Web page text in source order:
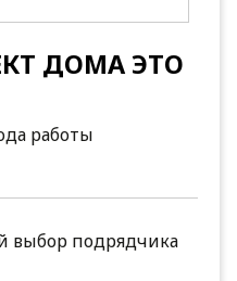
ДОМА ЭТО
работы
выбор подрядчика